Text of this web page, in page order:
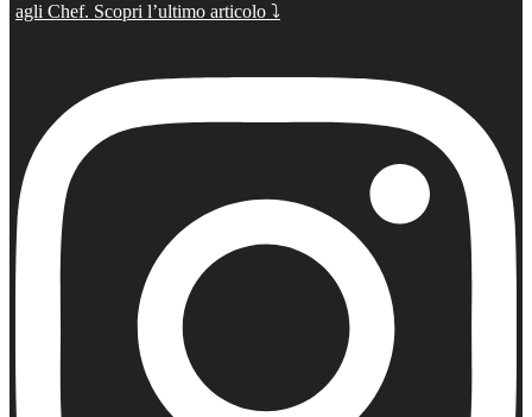
agli Chef. Scopri l’ultimo articolo ⤵️